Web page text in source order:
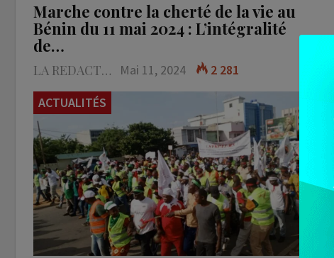
Marche contre la cherté de la vie au
Bénin du 11 mai 2024 : L’intégralité
de…
LA REDACTION Mai 11, 2024
2 281
ACTUALITÉS